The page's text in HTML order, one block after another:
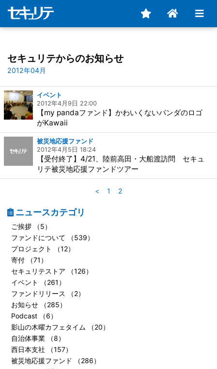
セキュリテからのお知らせ
2012年04月
イベント
2012年4月9日 22:00
【my pandaファンド】かわいくないパンダのロゴ
がKawaii
被災地応援ファンド
2012年4月5日 18:24
【受付終了】4/21、陸前高田・大船渡訪問 セキュ
リテ被災地応援ファンドツアー
< 1 2
ニュースカテゴリ
ご挨拶 （5）
ファンドについて （539）
プロジェクト （12）
寄付 （71）
セキュリテストア （126）
イベント （261）
ファンドリリース （2）
お知らせ （285）
Podcast （6）
影山の木曜カフェタイム （20）
自治体事業 （8）
西日本支社 （157）
被災地応援ファンド （286）